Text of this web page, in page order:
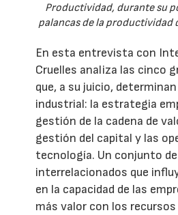
Productividad, durante su
palancas de la productividad
En esta entrevista con
Cruelles analiza las cinco
que, a su juicio,
industrial: la estrategia
gestión de la cadena de
gestión del capital y las
tecnología. Un conjunto
interrelacionados que
en la capacidad de las
más valor con los